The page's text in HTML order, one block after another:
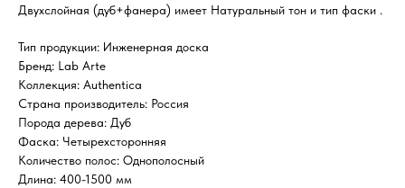
Двухслойная (дуб+фанера) имеет Натуральный тон и тип фаски .
Тип продукции: Инженерная доска
Бренд: Lab Arte
Коллекция: Authentica
Страна производитель: Россия
Порода дерева: Дуб
Фаска: Четырехсторонняя
Количество полос: Однополосный
Длина: 400-1500 мм